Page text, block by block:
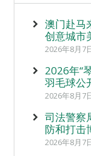
澳门赴马
创意城市
2026年8月7
2026年“
羽毛球公
2026年8月7
司法警察
防和打击
2026年8月7